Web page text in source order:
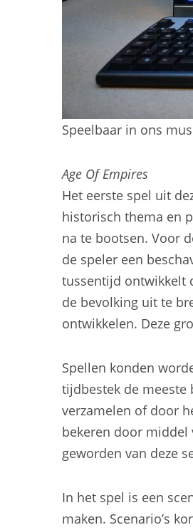
Speelbaar in ons
Age Of Empires
Het eerste spel uit
historisch thema en
na te bootsen. Voor
de speler een
tussentijd ontwikkelt
de bevolking uit te
ontwikkelen. Deze
Spellen konden
tijdbestek de meeste
verzamelen of door
bekeren door middel
geworden van deze
In het spel is een
maken. Scenario’s